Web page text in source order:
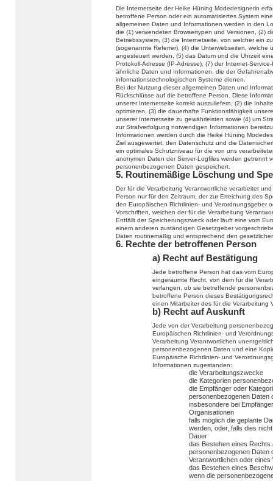
Die Internetseite der Heike Hüning Modedesignerin
betroffene Person oder ein automatisiertes System
allgemeinen Daten und Informationen werden in den
die (1) verwendeten Browsertypen und Versionen, (2)
Betriebssystem, (3) die Internetseite, von welcher ein
(sogenannte Referrer), (4) die Unterwebseiten,
angesteuert werden, (5) das Datum und die Uhrzeit
Protokoll-Adresse (IP-Adresse), (7) der Internet-
ähnliche Daten und Informationen, die der
informationstechnologischen Systeme dienen.
Bei der Nutzung dieser allgemeinen Daten und
Rückschlüsse auf die betroffene Person. Diese
unserer Internetseite korrekt auszuliefern, (2) die
optimieren, (3) die dauerhafte Funktionsfähigkeit
unserer Internetseite zu gewährleisten sowie (4) um
zur Strafverfolgung notwendigen Informationen
Informationen werden durch die Heike Hüning
Ziel ausgewertet, den Datenschutz und die
ein optimales Schutzniveau für die von uns
anonymen Daten der Server-Logfiles werden
personenbezogenen Daten gespeichert.
5. Routinemäßige Löschung und
Der für die Verarbeitung Verantwortliche verarbeitet
Person nur für den Zeitraum, der zur Erreichung des
den Europäischen Richtlinien- und Verordnungsgeber
Vorschriften, welchen der für die Verarbeitung
Entfällt der Speicherungszweck oder läuft eine vom
einem anderen zuständigen Gesetzgeber
Daten routinemäßig und entsprechend den
6. Rechte der betroffenen Person
a) Recht auf Bestätigung
Jede betroffene Person hat das vom
eingeräumte Recht, von dem für die
verlangen, ob sie betreffende
betroffene Person dieses
einen Mitarbeiter des für die Verarbeitung
b) Recht auf Auskunft
Jede von der Verarbeitung
Europäischen Richtlinien- und
Verarbeitung Verantwortlichen
personenbezogenen Daten und eine
Europäische Richtlinien- und
Informationen zugestanden:
die Verarbeitungszwecke
die Kategorien
die Empfänger oder
personenbezogenen Daten
insbesondere bei
Organisationen
falls möglich die geplante
werden, oder, falls dies
Dauer
das Bestehen eines Rechts
personenbezogenen Daten
Verantwortlichen oder
das Bestehen eines
wenn die